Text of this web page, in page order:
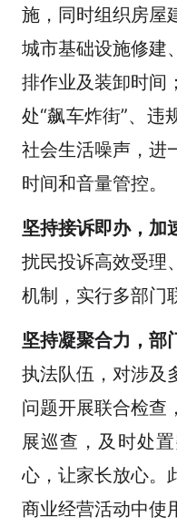
施，同时组织房屋
城市基础设施修建
排作业及装卸时间
处“飙车炸街”、违
社会生活噪声，进
时间和音量管控。
坚持接诉即办，加
扰民投诉高效受理
机制，实行多部门
坚持凝聚合力，部
执法队伍，对涉及
问题开展联合检查
展巡查，及时处
心，让家长放心。
商业经营活动中使